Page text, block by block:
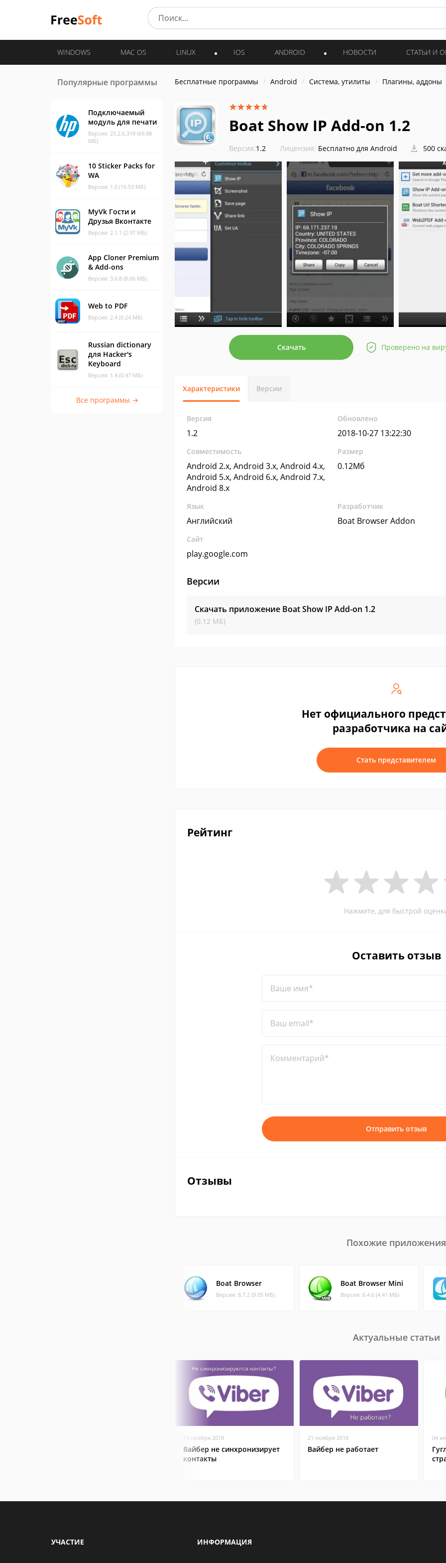
WINDOWS MAC OS LINUX IOS ANDROID НОВОСТИ СТАТЬИ И
Популярные программы
Подключаемый
модуль для печати
Версия: 23.2.6.318 (69.88
МБ)
10 Sticker Packs for
WA
Версия: 1.0 (16.53 МБ)
MyVk Гости и
Друзья Вконтакте
Версия: 2.1.1 (2.97 МБ)
App Cloner Premium
& Add-ons
Версия: 3.6.8 (8.06 МБ)
Web to PDF
Версия: 2.4 (0.24 МБ)
Russian dictionary
для Hacker's
Keyboard
Версия: 1.4 (0.47 МБ)
Все программы →
Бесплатные программы Android Система, утилиты Плагины, аддоны
Boat Show IP Add-on 1.2
Версия:1.2 Лицензия: Бесплатно для Android 500
Скачать Проверено на
Характеристики Версии
Версия
1.2
Обновлено
2018-10-27 13:22:30
Совместимость
Android 2.x, Android 3.x, Android 4.x,
Android 5.x, Android 6.x, Android 7.x,
Android 8.x
Размер
0.12Мб
Язык
Английский
Разработчик
Boat Browser Addon
Сайт
play.google.com
Версии
Скачать приложение Boat Show IP Add-on 1.2
(0.12 МБ)
Нет официального
разработчика на
Стать представителем
Рейтинг
Нажмите, для быстрой
Оставить отзыв
Ваше имя*
Ваш email*
Комментарий*
Отправить отзыв
Отзывы
Похожие приложения
Boat Browser
Версия: 8.7.2 (9.05 МБ)
Boat Browser Mini
Версия: 6.4.6 (4.41 МБ)
Актуальные статьи
19 ноября 2018
Вайбер не синхронизирует
контакты
21 ноября 2018
Вайбер не работает
04
УЧАСТИЕ ИНФОРМАЦИЯ